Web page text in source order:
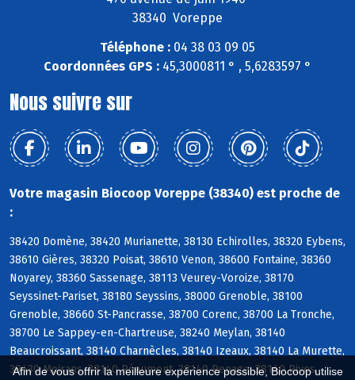
Afin de vous offrir la meilleure expérience possible, Biocoop utilise
38340 Voreppe
Téléphone : 04 38 03 09 05
Coordonnées GPS : 45,3000811 ° , 5,6283597 °
Nous suivre sur
Votre magasin Biocoop Voreppe (38340) est proche de
:
38420 Domène, 38420 Murianette, 38130 Echirolles, 38320 Eybens,
38610 Gières, 38320 Poisat, 38610 Venon, 38600 Fontaine, 38360
Noyarey, 38360 Sassenage, 38113 Veurey-Voroize, 38170
Seyssinet-Pariset, 38180 Seyssins, 38000 Grenoble, 38100
Grenoble, 38660 St-Pancrasse, 38700 Corenc, 38700 La Tronche,
38700 Le Sappey-en-Chartreuse, 38240 Meylan, 38140
Beaucroissant, 38140 Charnècles, 38140 Izeaux, 38140 La Murette,
38430 Moirans, 38140 Réaumont, 38140 Renage, 38140 Rives,